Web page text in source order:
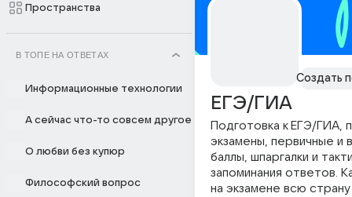
Пространства
В ТОПЕ НА ОТВЕТАХ
Информационные технологии
А сейчас что-то совсем другое
О любви без купюр
Философский вопрос
Создать
ЕГЭ/ГИА
Подготовка к ЕГЭ/ГИА,
экзамены, первичные и
баллы, шпаргалки и
запоминания ответов.
на экзамене всю